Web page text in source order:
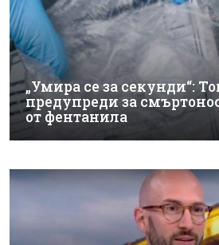
„Умира се за секунди“:
предупреди за
от фентанила